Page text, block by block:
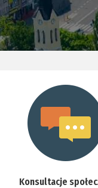
Konsultacje